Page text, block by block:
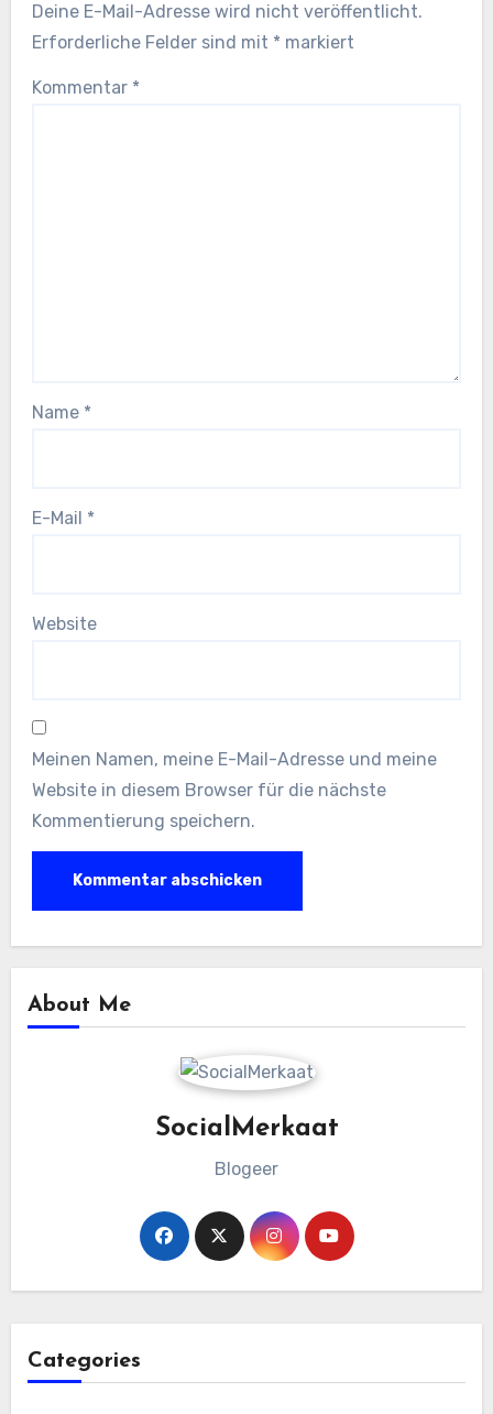
Deine E-Mail-Adresse wird nicht veröffentlicht.
Erforderliche Felder sind mit * markiert
Kommentar *
Name *
E-Mail *
Website
Meinen Namen, meine E-Mail-Adresse und meine
Website in diesem Browser für die nächste
Kommentierung speichern.
About Me
SocialMerkaat
Blogeer
Categories